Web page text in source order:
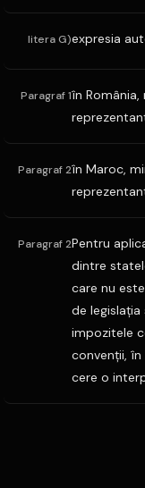
litera G)expresia
Paragraf 1în
Paragraf 2în Maroc,
Paragraf 2Pentru
dintre
care nu
de
impozitele
convenţii,
cere o